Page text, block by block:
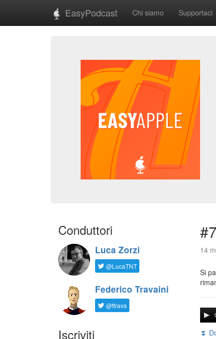
EasyPodcast Chi siamo Supportaci
Conduttori
Luca Zorzi
@LucaTNT
Federico Travaini
@ftrava
Iscriviti
14
Si
⏬